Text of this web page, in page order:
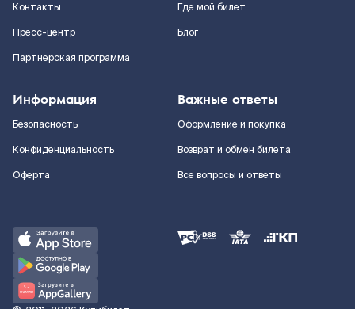
Контакты
Пресс-центр
Партнерская программа
Где мой билет
Блог
Информация
Безопасность
Конфиденциальность
Оферта
Важные ответы
Оформление и покупка
Возврат и обмен билета
Все вопросы и ответы